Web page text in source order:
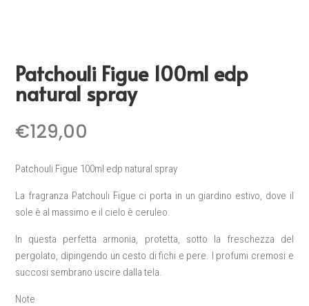
Patchouli Figue 100ml edp
natural spray
€129,00
Patchouli Figue 100ml edp natural spray
La fragranza Patchouli Figue ci porta in un giardino estivo, dove il
sole è al massimo e il cielo è ceruleo.
In questa perfetta armonia, protetta, sotto la freschezza del
pergolato, dipingendo un cesto di fichi e pere. I profumi cremosi e
succosi sembrano uscire dalla tela.
Note